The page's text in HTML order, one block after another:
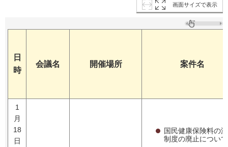
画面サイズで表示
日
時
会議名 開催場所 案件名
1
月
18
日
国民健康保険料の
制度の廃止について